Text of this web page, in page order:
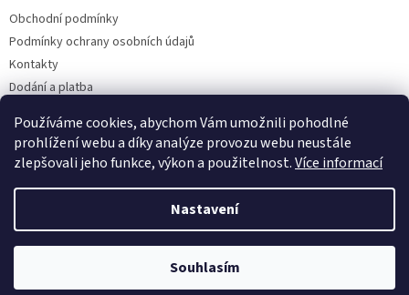
Používáme cookies, abychom Vám umožnili pohodlné
prohlížení webu a díky analýze provozu webu neustále
zlepšovali jeho funkce, výkon a použitelnost.Více informací
Nastavení
Souhlasím
Obchodní podmínky
Podmínky ochrany osobních údajů
Kontakty
Dodání a platba
Hodnocení obchodu
Vytvořil Shoptet
Olejwebshop.cz. Všechna práva vyhrazena.